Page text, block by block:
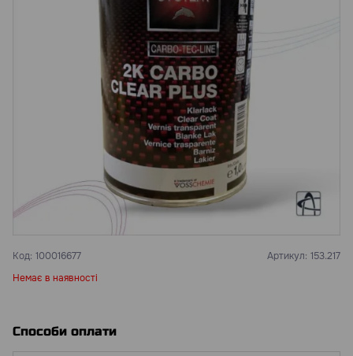
Код: 100016677 Артикул: 153.217
Немає в наявності
Способи оплати